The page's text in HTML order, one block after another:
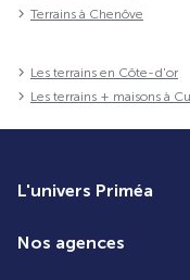
Terrains à Chenôve
Les terrains en Côte-d'or
Les terrains + maisons à
L'univers Priméa
Nos agences